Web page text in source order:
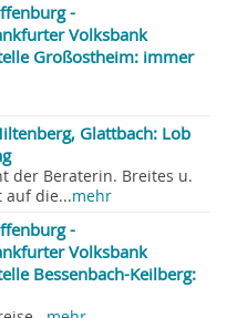
-
Volksbank
Großostheim: immer
Glattbach: Lob
der Beraterin. Breites u.
auf die...mehr
-
Volksbank
Bessenbach-Keilberg: